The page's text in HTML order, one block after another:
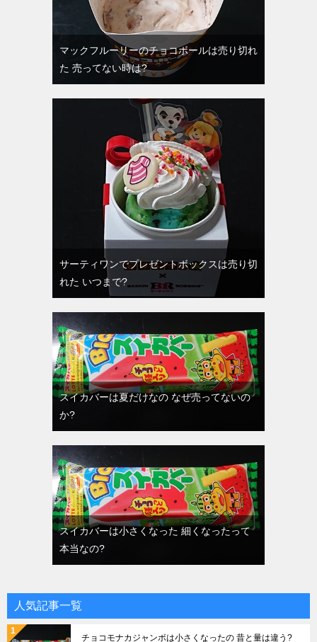
マックフルーリーのチョコボールは売り切れ
た 売ってない時は?
サーティワンでプレゼントボックスは売り切
れた いつまで?
スイカバーは夏だけなの なぜ売ってないの
か?
スイカバーは小さくなった 細くなったって
本当なの?
人気記事一覧
チョコモナカジャンボは小さくなったの 昔と量は違う?